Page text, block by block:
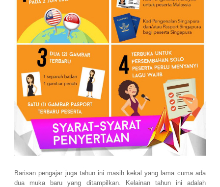
Barisan pengajar juga tahun ini masih kekal yang lama cuma ada
dua muka baru yang ditampilkan. Kelainan tahun ini adalah